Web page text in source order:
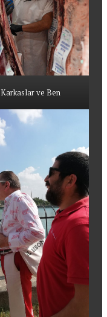
Karkaslar ve Ben